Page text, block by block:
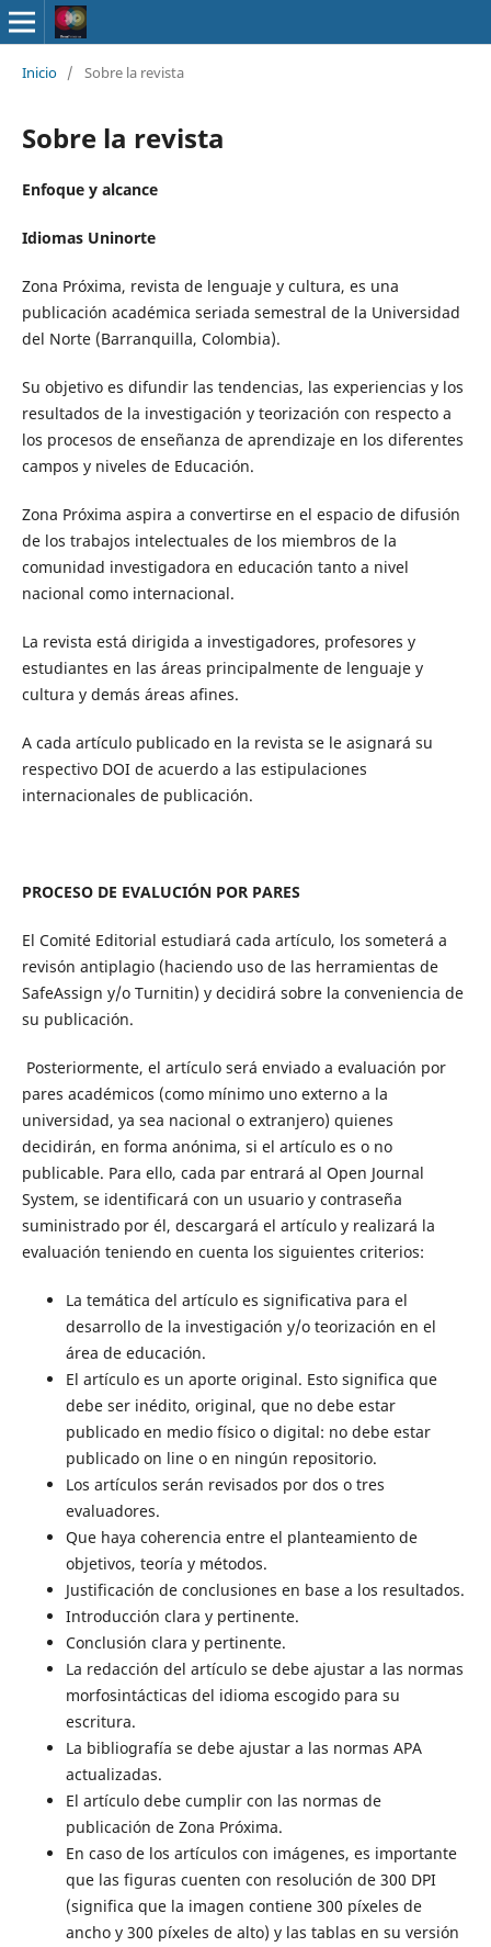
Inicio / Sobre la revista
Sobre la revista
Enfoque y alcance
Idiomas Uninorte
Zona Próxima, revista de lenguaje y cultura, es una
publicación académica seriada semestral de la Universidad
del Norte (Barranquilla, Colombia).
Su objetivo es difundir las tendencias, las experiencias y los
resultados de la investigación y teorización con respecto a
los procesos de enseñanza de aprendizaje en los diferentes
campos y niveles de Educación.
Zona Próxima aspira a convertirse en el espacio de difusión
de los trabajos intelectuales de los miembros de la
comunidad investigadora en educación tanto a nivel
nacional como internacional.
La revista está dirigida a investigadores, profesores y
estudiantes en las áreas principalmente de lenguaje y
cultura y demás áreas afines.
A cada artículo publicado en la revista se le asignará su
respectivo DOI de acuerdo a las estipulaciones
internacionales de publicación.
PROCESO DE EVALUCIÓN POR PARES
El Comité Editorial estudiará cada artículo, los someterá a
revisón antiplagio (haciendo uso de las herramientas de
SafeAssign y/o Turnitin) y decidirá sobre la conveniencia de
su publicación.
Posteriormente, el artículo será enviado a evaluación por
pares académicos (como mínimo uno externo a la
universidad, ya sea nacional o extranjero) quienes
decidirán, en forma anónima, si el artículo es o no
publicable. Para ello, cada par entrará al Open Journal
System, se identificará con un usuario y contraseña
suministrado por él, descargará el artículo y realizará la
evaluación teniendo en cuenta los siguientes criterios:
La temática del artículo es significativa para el
desarrollo de la investigación y/o teorización en el
área de educación.
El artículo es un aporte original. Esto significa que
debe ser inédito, original, que no debe estar
publicado en medio físico o digital: no debe estar
publicado on line o en ningún repositorio.
Los artículos serán revisados por dos o tres
evaluadores.
Que haya coherencia entre el planteamiento de
objetivos, teoría y métodos.
Justificación de conclusiones en base a los resultados.
Introducción clara y pertinente.
Conclusión clara y pertinente.
La redacción del artículo se debe ajustar a las normas
morfosintácticas del idioma escogido para su
escritura.
La bibliografía se debe ajustar a las normas APA
actualizadas.
El artículo debe cumplir con las normas de
publicación de Zona Próxima.
En caso de los artículos con imágenes, es importante
que las figuras cuenten con resolución de 300 DPI
(significa que la imagen contiene 300 píxeles de
ancho y 300 píxeles de alto) y las tablas en su versión